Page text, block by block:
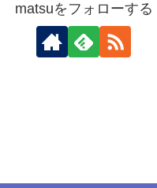
matsuをフォローする